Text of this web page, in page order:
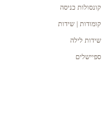
קונסולות כניסה
קומודות | שידות
שידות לילה
ספיישלים